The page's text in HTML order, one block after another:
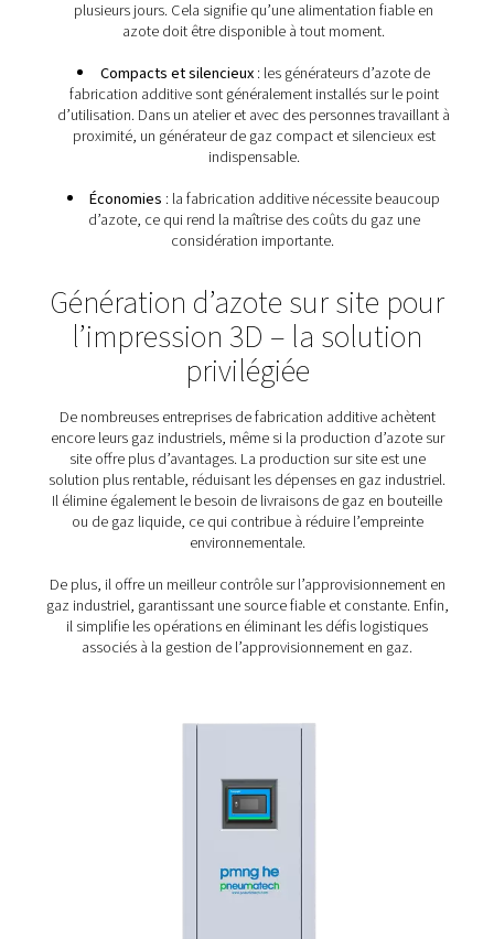
Quelles sont les
matière d’azote pour la
fabrication additive ?
En raison de l’importance de l’azote pour
pour la fabrication additive :
Fiabilité: les travaux d’impression 3D peuvent
plusieurs jours. Cela signifie qu’une alimentation
azote doit être disponible à tout moment.
Compacts et silencieux: les générateurs
fabrication additive sont généralement installés sur
d’utilisation. Dans un atelier et avec des personnes
proximité, un générateur de gaz compact et
indispensable.
Économies: la fabrication additive nécessite
d’azote, ce qui rend la maîtrise des coûts du
considération importante.
Génération d’azote sur site
l’impression 3D – la
privilégiée
De nombreuses entreprises de fabrication additive
encore leurs gaz industriels, même si la production